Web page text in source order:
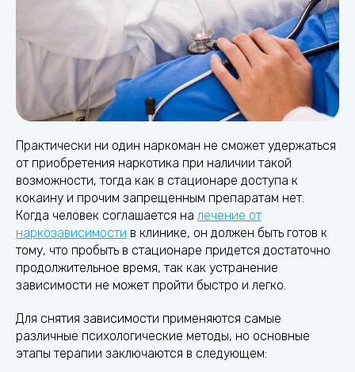
Практически ни один наркоман не сможет удержаться
от приобретения наркотика при наличии такой
возможности, тогда как в стационаре доступа к
кокаину и прочим запрещенным препаратам нет.
Когда человек соглашается на лечение от
наркозависимости в клинике, он должен быть готов к
тому, что пробыть в стационаре придется достаточно
продолжительное время, так как устранение
зависимости не может пройти быстро и легко.
Для снятия зависимости применяются самые
различные психологические методы, но основные
этапы терапии заключаются в следующем: